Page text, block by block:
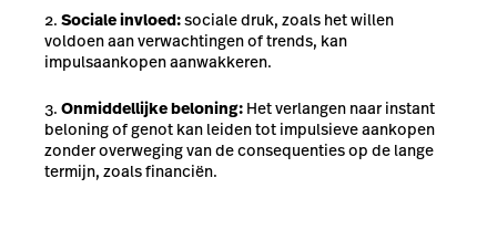
Sociale invloed:sociale druk, zoals het willen
voldoen aan verwachtingen of trends, kan
impulsaankopen aanwakkeren.
Onmiddellijke beloning: Het verlangen naar instant
beloning of genot kan leiden tot impulsieve aankopen
zonder overweging van de consequenties op de lange
termijn, zoals financiën.